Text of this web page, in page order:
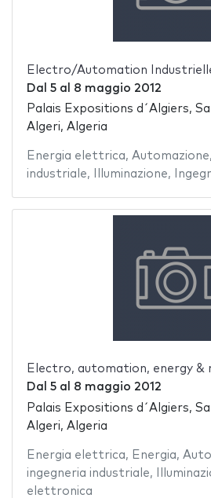
Electro/Automation
Dal 5al 8 maggio 2012
Palais Expositions d´Algiers,
Algeri, Algeria
Energia elettrica, Automazione,
industriale, Illuminazione,
Electro, automation, energy &
Dal 5al 8 maggio 2012
Palais Expositions d´Algiers,
Algeri, Algeria
Energia elettrica, Energia,
ingegneria industriale,
elettronica